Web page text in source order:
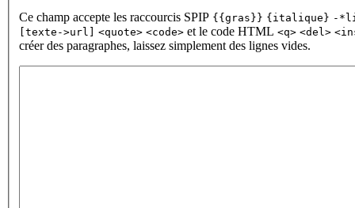
Ce champ accepte les raccourcis SPIP {{gras}} {italique} -
[texte->url]
<quote> <code> et le code HTML <q> <del>
créer des paragraphes, laissez simplement des lignes vides.